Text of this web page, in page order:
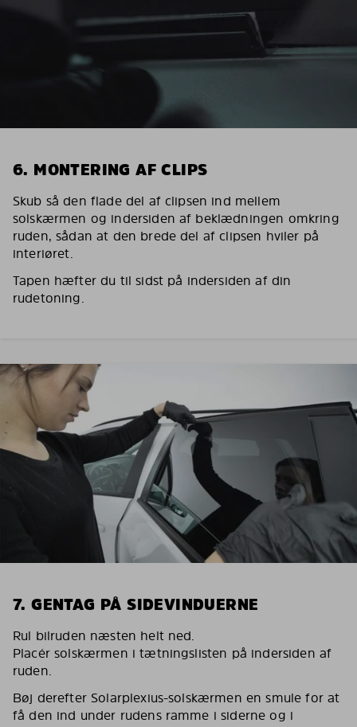
6. MONTERING AF CLIPS
Skub så den flade del af clipsen ind mellem
solskærmen og indersiden af beklædningen omkring
ruden, sådan at den brede del af clipsen hviler på
interiøret.
Tapen hæfter du til sidst på indersiden af din
rudetoning.
7. GENTAG PÅ SIDEVINDUERNE
Rul bilruden næsten helt ned.
Placér solskærmen i tætningslisten på indersiden af
ruden.
Bøj derefter Solarplexius-solskærmen en smule for at
få den ind under rudens ramme i siderne og i